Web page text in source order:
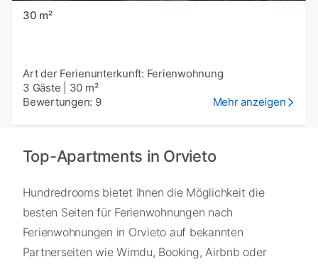
30 m²
Art der Ferienunterkunft: Ferienwohnung
3 Gäste
30 m²
Bewertungen: 9
Mehr anzeigen
Top-Apartments in Orvieto
Hundredrooms bietet Ihnen die Möglichkeit die
besten Seiten für Ferienwohnungen nach
Ferienwohnungen in Orvieto auf bekannten
Partnerseiten wie Wimdu, Booking, Airbnb oder